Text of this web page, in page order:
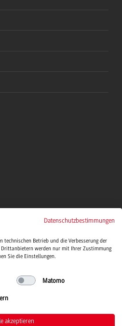
Baden-Württemberg
Datenschutzbestimmungen
technischen Betrieb und die Verbesserung der
werden nur mit Ihrer Zustimmung
Sie die Einstellungen.
Matomo
akzeptieren